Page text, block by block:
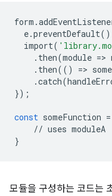
form .
e.preventDefault
import(
. then(module =>
. then(() =>
.catch(
});
const someFunction =
// uses moduleA
}
모듈을 구성하는 코드는